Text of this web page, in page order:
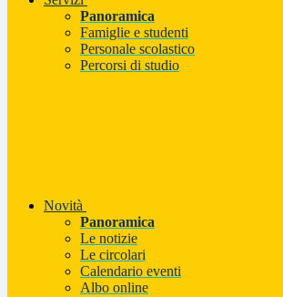
Panoramica
Famiglie e studenti
Personale scolastico
Percorsi di studio
Novità
Panoramica
Le notizie
Le circolari
Calendario eventi
Albo online